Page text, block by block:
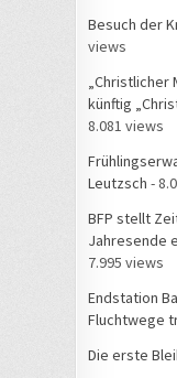
Besuch der
views
künftig
8.081 views
Leutzsch -
BFP stellt
Jahresende
7.995 views
Endstation
Fluchtwege
Die erste